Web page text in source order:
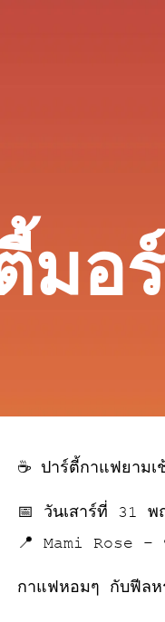
มอ
☕ ปาร์ตี้กาแฟยาม
📅 วันเสาร์ที่ 31
📍 Mami Rose –
กาแฟหอมๆ กับฟีลห